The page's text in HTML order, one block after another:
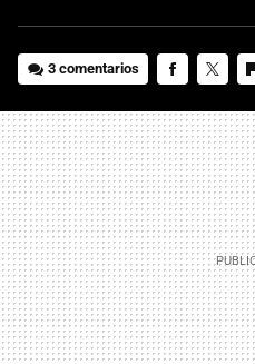
3 comentarios